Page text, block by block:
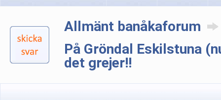
Allmänt banåkaforum
På Gröndal Eskilstuna
det grejer!!